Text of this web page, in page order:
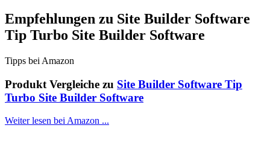
Empfehlungen zu Site Builder Software
Tip Turbo Site Builder Software
Tipps bei Amazon
Produkt Vergleiche zu Site Builder Software Tip
Turbo Site Builder Software
Weiter lesen bei Amazon ...